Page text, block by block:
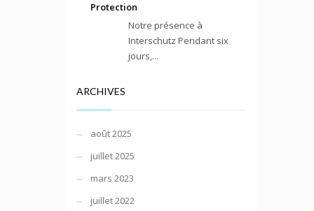
Protection
Notre présence à
Interschutz Pendant six
jours,...
ARCHIVES
août 2025
juillet 2025
mars 2023
juillet 2022